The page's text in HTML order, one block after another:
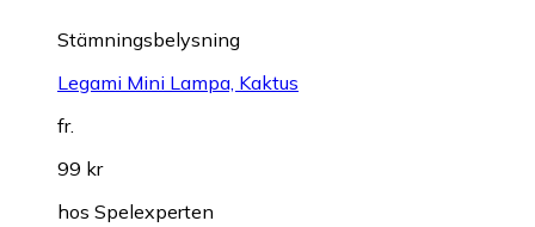
Stämningsbelysning
Legami Mini Lampa, Kaktus
fr.
99 kr
hos Spelexperten